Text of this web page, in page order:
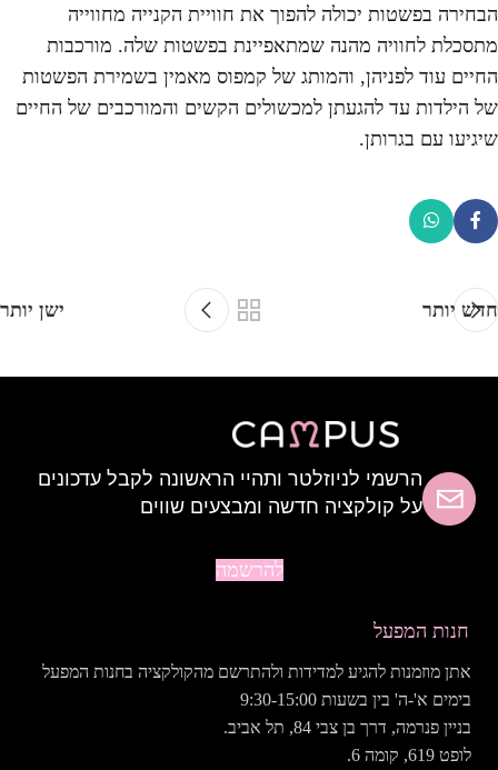
הבחירה בפשטות יכולה להפוך את חוויית הקנייה מחווייה
מתסכלת לחוויה מהנה שמתאפיינת בפשטות שלה. מורכבות
החיים עוד לפניהן, והמותג של קמפוס מאמין בשמירת הפשטות
של הילדות עד להגעתן למכשולים הקשים והמורכבים של החיים
שיגיעו עם בגרותן.
חדש יותר ישן יותר
הרשמי לניוזלטר ותהיי הראשונה לקבל עדכונים
על קולקציה חדשה ומבצעים שווים
להרשמה
חנות המפעל
אתן מוזמנות להגיע למדידות ולהתרשם מהקולקציה בחנות המפעל
בימים א'-ה' בין בשעות 9:30-15:00
בניין פנרמה, דרך בן צבי 84, תל אביב.
לופט 619, קומה 6.